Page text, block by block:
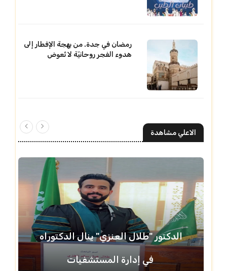
رمضان في جدة. من بهجة الإفطار إلى
هدوء الفجر روحانيّة لا تُعوض
الاعلي مشاهدة
الدكتور "طلال العنزي" ينال الدكتوراه
في إدارة المستشفيات